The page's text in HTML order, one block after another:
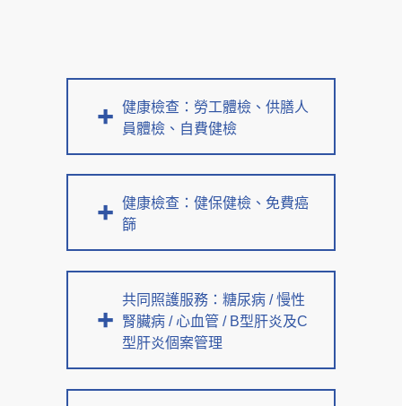
健康檢查：勞工體檢、供膳人
員體檢、自費健檢
健康檢查：健保健檢、免費癌
篩
共同照護服務：糖尿病 / 慢性
腎臟病 / 心血管 / B型肝炎及C
型肝炎個案管理